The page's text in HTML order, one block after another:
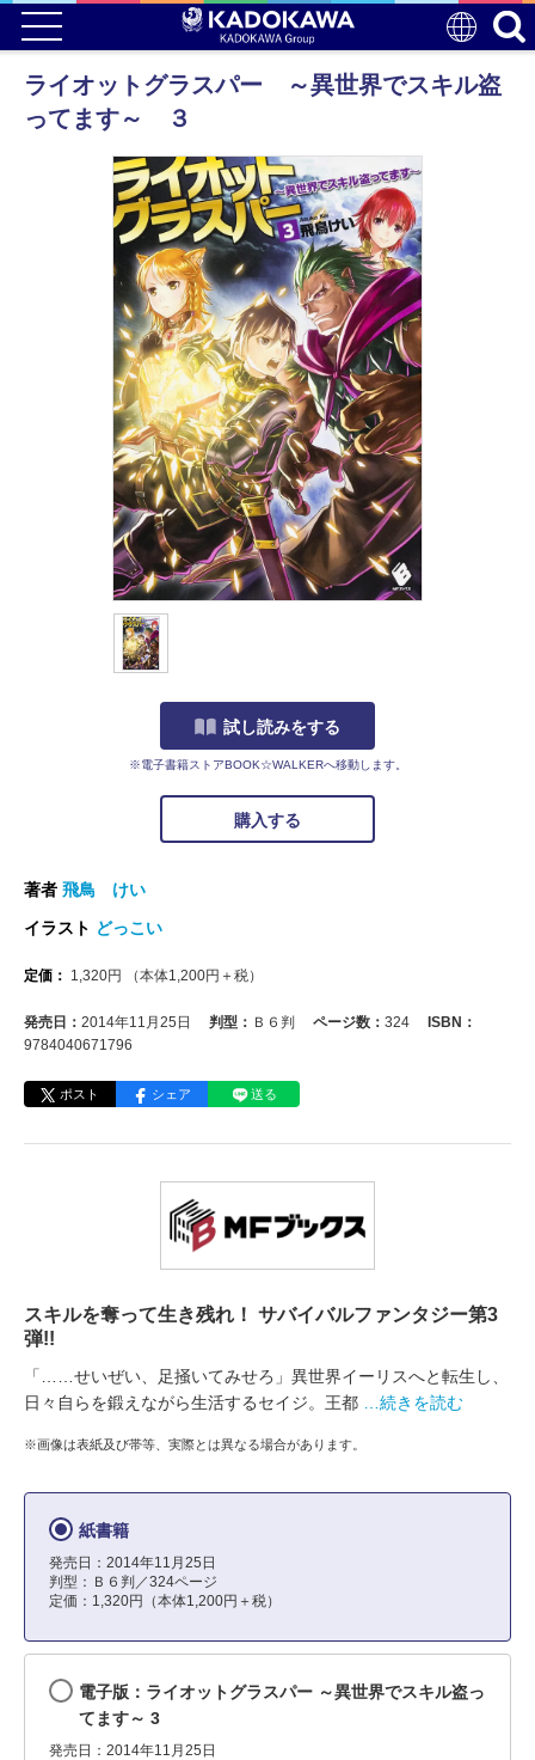
ライオットグラスパー ～異世界でスキル盗
ってます～ ３
試し読みをする
※電子書籍ストアBOOK☆WALKERへ移動します。
購入する
著者 飛鳥 けい
イラスト どっこい
定価： 1,320円 （本体1,200円＋税）
発売日： 2014年11月25日 判型： Ｂ６判 ページ数： 324
ISBN：
9784040671796
ポスト シェア 送る
スキルを奪って生き残れ！ サバイバルファンタジー第3
弾!!
「……せいぜい、足掻いてみせろ」異世界イーリスへと転生し、
日々自らを鍛えながら生活するセイジ。王都
…続きを読む
※画像は表紙及び帯等、実際とは異なる場合があります。
紙書籍
発売日：2014年11月25日
判型：Ｂ６判／324ページ
定価：1,320円（本体1,200円＋税）
電子版：ライオットグラスパー ～異世界でスキル盗っ
てます～ 3
発売日：2014年11月25日